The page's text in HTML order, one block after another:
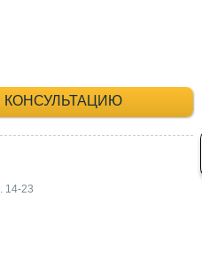
КОНСУЛЬТАЦИЮ
+7 (495) 660-35-
14-23